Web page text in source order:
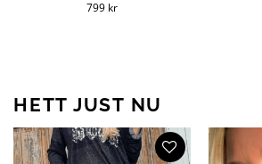
799 kr
HETT JUST NU